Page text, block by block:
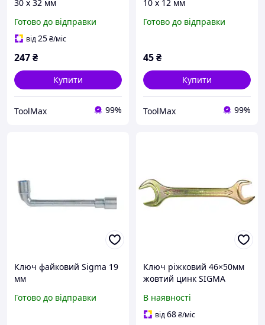
30 х 32 мм
Готово до відправки
від25₴/міс
247₴
Купити
ToolMax 99%
10 х 12 мм
Готово до відправки
45₴
Купити
ToolMax 99%
Ключ файковий Sigma 19
мм
Готово до відправки
Ключ ріжковий 46×50мм
жовтий цинк SIGMA
В наявності
від68₴/міс